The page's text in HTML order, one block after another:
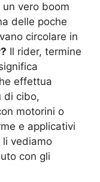
vero boom
delle poche
circolare in
Il rider, termine
effettua
di cibo,
motorini o
e applicativi
vediamo
con gli